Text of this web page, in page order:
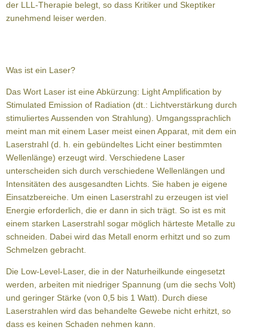
der LLL-Therapie belegt, so dass Kritiker und Skeptiker
zunehmend leiser werden.
Was ist ein Laser?
Das Wort Laser ist eine Abkürzung: Light Amplification by
Stimulated Emission of Radiation (dt.: Lichtverstärkung durch
stimuliertes Aussenden von Strahlung). Umgangssprachlich
meint man mit einem Laser meist einen Apparat, mit dem ein
Laserstrahl (d. h. ein gebündeltes Licht einer bestimmten
Wellenlänge) erzeugt wird. Verschiedene Laser
unterscheiden sich durch verschiedene Wellenlängen und
Intensitäten des ausgesandten Lichts. Sie haben je eigene
Einsatzbereiche. Um einen Laserstrahl zu erzeugen ist viel
Energie erforderlich, die er dann in sich trägt. So ist es mit
einem starken Laserstrahl sogar möglich härteste Metalle zu
schneiden. Dabei wird das Metall enorm erhitzt und so zum
Schmelzen gebracht.
Die Low-Level-Laser, die in der Naturheilkunde eingesetzt
werden, arbeiten mit niedriger Spannung (um die sechs Volt)
und geringer Stärke (von 0,5 bis 1 Watt). Durch diese
Laserstrahlen wird das behandelte Gewebe nicht erhitzt, so
dass es keinen Schaden nehmen kann.